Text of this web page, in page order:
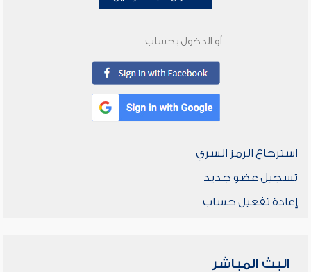
أو الدخول بحساب
استرجاع الرمز السري
تسجيل عضو جديد
إعادة تفعيل حساب
البث المباشر